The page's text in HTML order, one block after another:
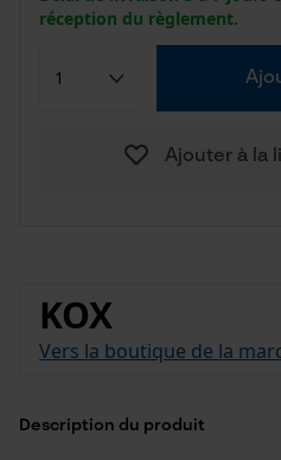
réception du règlement.
Ajouter à la
KOX
Vers la boutique de la
Description du produit